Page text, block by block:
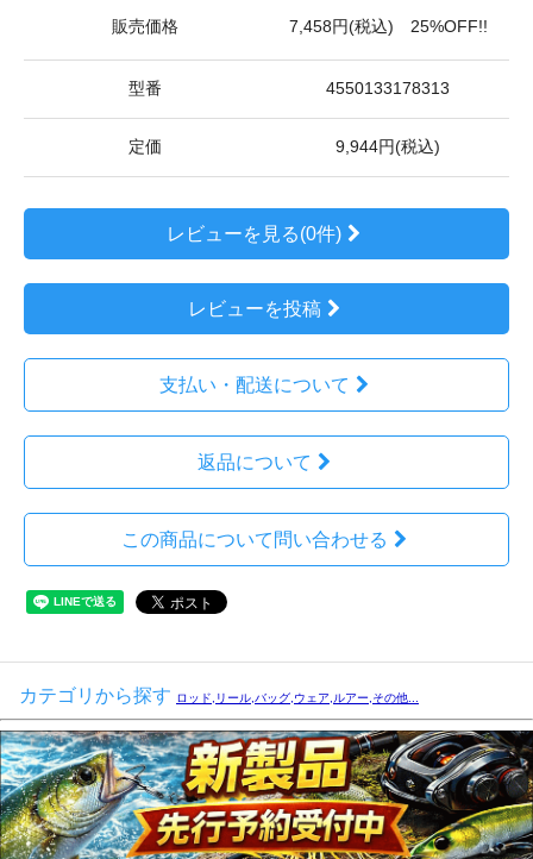
販売価格 7,458円(税込) 25%OFF!!
型番 4550133178313
定価 9,944円(税込)
レビューを見る(0件)
レビューを投稿
支払い・配送について
返品について
この商品について問い合わせる
カテゴリから探す ロッド,リール,バッグ,ウェア,ルアー,その他...